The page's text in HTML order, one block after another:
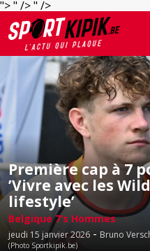
">" />" />
Première cap à 7
’Vivre avec les
lifestyle’
Belgique 7’s Hommes
jeudi 15 janvier 2026 - Bruno
(Photo Sportkipik.be)